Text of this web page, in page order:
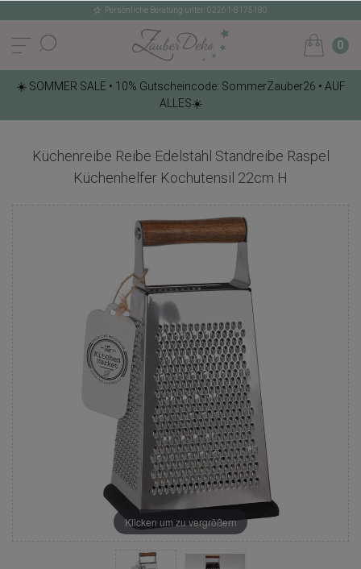
Persönliche Beratung unter: 02261-8175180
0
☀️ SOMMER SALE • 10% Gutscheincode: SommerZauber26 • AUF
ALLES☀️
Küchenreibe Reibe Edelstahl Standreibe Raspel
Küchenhelfer Kochutensil 22cm H
Klicken um zu vergrößern